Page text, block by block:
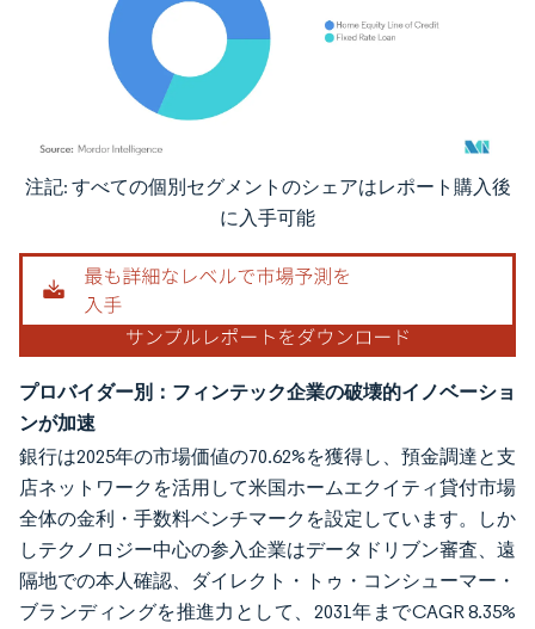
画像 © Mordor Intelligence。再利用にはCC BY 4.0の表示が必要です。
注記: すべての個別セグメントのシェアはレポート購入後
に入手可能
プロバイダー別：フィンテック企業の破壊的イノベーショ
ンが加速
銀行は2025年の市場価値の70.62%を獲得し、預金調達と支
店ネットワークを活用して米国ホームエクイティ貸付市場
全体の金利・手数料ベンチマークを設定しています。しか
しテクノロジー中心の参入企業はデータドリブン審査、遠
隔地での本人確認、ダイレクト・トゥ・コンシューマー・
ブランディングを推進力として、2031年までCAGR 8.35%